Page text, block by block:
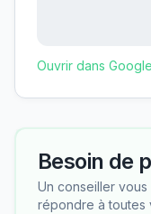
Ouvrir dans
Besoin de
Un conseiller
répondre à toutes